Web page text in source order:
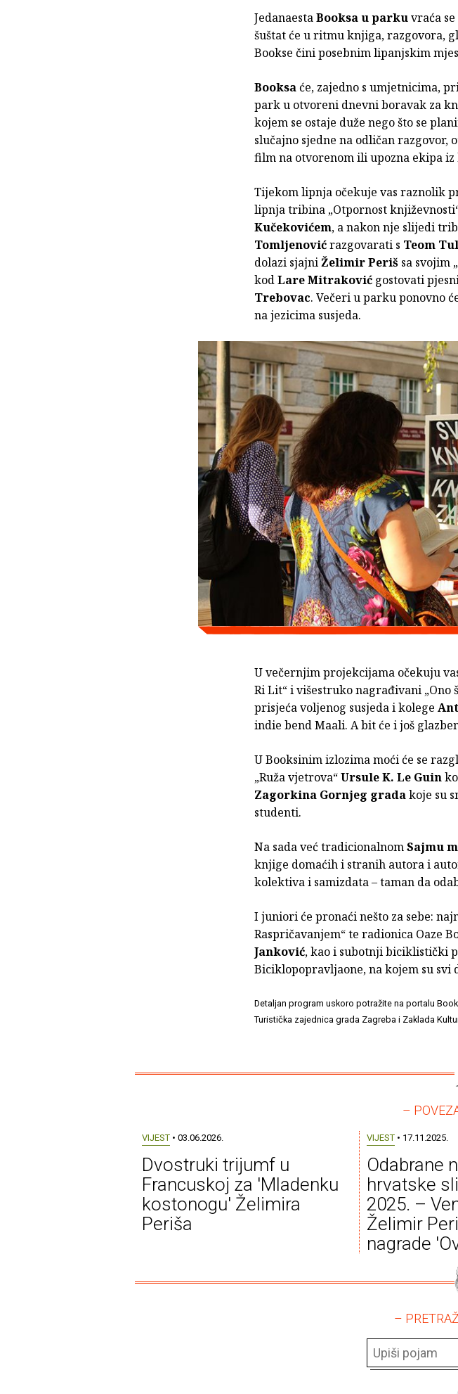
JedanaestaBooksa u parkuvraća
šuštat će u ritmu knjiga, razgovora,
Bookse čini posebnim lipanjskim
Booksaće, zajedno s umjetnicima,
park u otvoreni dnevni boravak za
kojem se ostaje duže nego što se
slučajno sjedne na odličan
film na otvorenom ili upozna ekipa
Tijekom lipnja očekuje vas raznolik
lipnja tribina „Otpornost
Kučekovićem, a nakon nje slijedi
Tomljenovićrazgovarati s Teom
dolazi sjajniŽelimir Periš sa svojim „
kodLare Mitraković gostovati
Trebovac. Večeri u parku ponovno
na jezicima susjeda.
U večernjim projekcijama očekuju
Ri Lit“ i višestruko nagrađivani „Ono
prisjeća voljenog susjeda i kolege
indie bend Maali. A bit će i još
U Booksinim izlozima moći će se
„Ruža vjetrova“Ursule K. Le Guin
Zagorkina Gornjeg gradakoje su
studenti.
Na sada već tradicionalnomSajmu
knjige domaćih i stranih autora i
kolektiva i samizdata – taman da
I juniori će pronaći nešto za sebe:
Raspričavanjem“ te radionica Oaze
Janković, kao i subotnji biciklistički
Biciklopopravljaone, na kojem su svi
Detaljan program uskoro potražite na portalu
Turistička zajednica grada Zagreba i Zaklada
–
VIJEST• 03.06.2026.
Dvostruki trijumf u
Francuskoj za 'Mladenku
kostonogu' Želimira
Periša
VIJEST• 17.11.2025.
Odabrane
hrvatske
2025. –
Želimir
nagrade
–